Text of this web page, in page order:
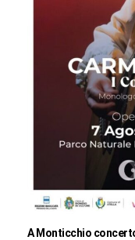
A Monticchio